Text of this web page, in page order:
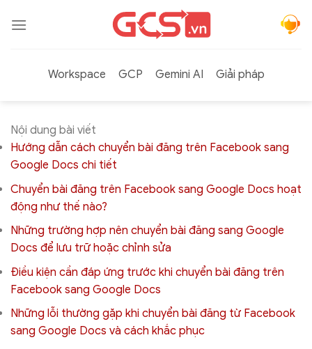
qua
Workspace
GCP Gemini AI Giải pháp
Nội dung bài viết
Hướng dẫn cách chuyển bài đăng trên Facebook sang
Google Docs chi tiết
Chuyển bài đăng trên Facebook sang Google Docs hoạt
động như thế nào?
Những trường hợp nên chuyển bài đăng sang Google
Docs để lưu trữ hoặc chỉnh sửa
Điều kiện cần đáp ứng trước khi chuyển bài đăng trên
Facebook sang Google Docs
Những lỗi thường gặp khi chuyển bài đăng từ Facebook
sang Google Docs và cách khắc phục